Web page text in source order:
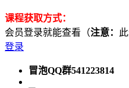
课程获取方式：
会员登录就能查看（注意：
登录
冒泡QQ群541223814